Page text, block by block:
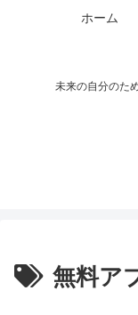
未来の自分のた
ホーム
無料ア